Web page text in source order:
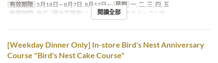
有效期限 5月18日 ~ 8月7日, 8月17日 ~ 星期 一, 二, 三, 四, 五
進餐時間 晚餐 最大下單數 2 ~ 座位類別 店内テーブル席
閱讀全部
[Weekday Dinner Only] In-store Bird's Nest Anniversary
Course "Bird's Nest Cake Course"